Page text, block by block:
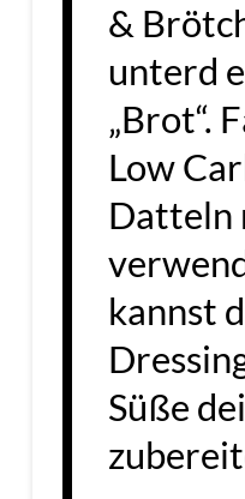
&
unterd
„Brot“.
Low
Datteln
kannst
Süße